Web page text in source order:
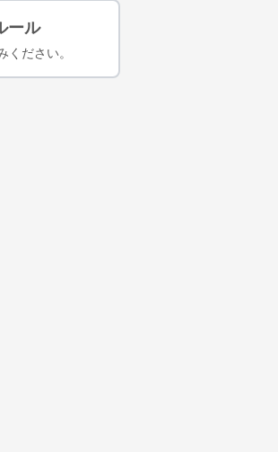
ール
ください。